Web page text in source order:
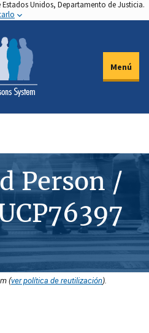
Unidos, Departamento de Justicia.
Menú
Person /
(ver política de reutilización).